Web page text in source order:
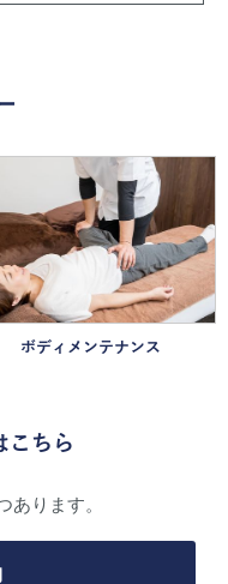
ボディメンテナンス
こちら
あります。